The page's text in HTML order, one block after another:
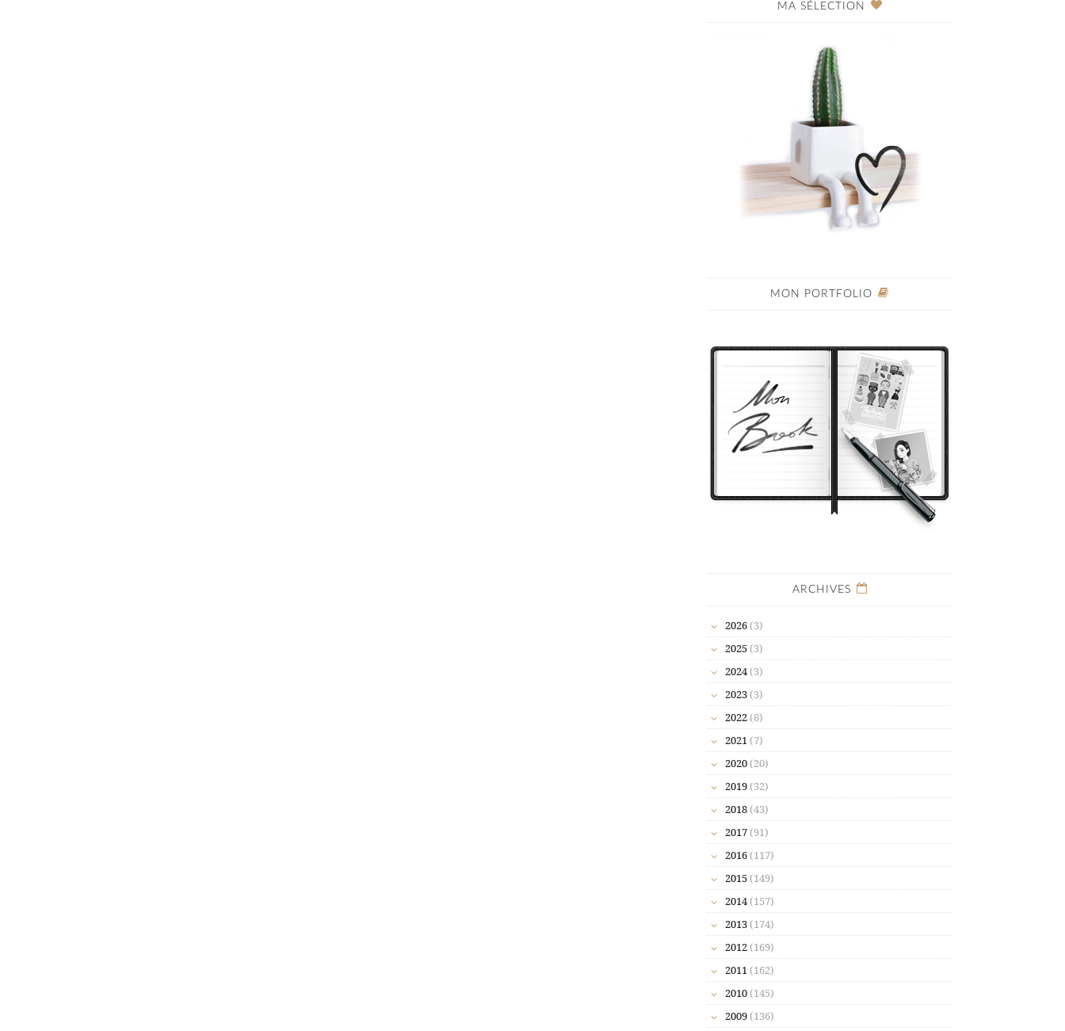
MA SÉLECTION
MON PORTFOLIO
ARCHIVES
2026 (3)
2025 (3)
2024 (3)
2023 (3)
2022 (8)
2021 (7)
2020 (20)
2019 (32)
2018 (43)
2017 (91)
2016 (117)
2015 (149)
2014 (157)
2013 (174)
2012 (169)
2011 (162)
2010 (145)
2009 (136)